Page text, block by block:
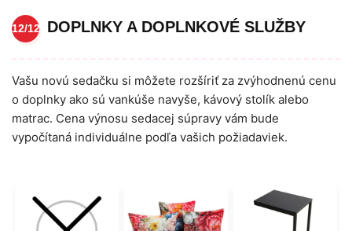
12/12 DOPLNKY A DOPLNKOVÉ SLUŽBY
Vašu novú sedačku si môžete rozšíriť za zvýhodnenú cenu
o doplnky ako sú vankúše navyše, kávový stolík alebo
matrac. Cena výnosu sedacej súpravy vám bude
vypočítaná individuálne podľa vašich požiadaviek.